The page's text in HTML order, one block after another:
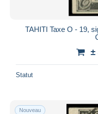
TAHITI Taxe O - 19,
±
Statut
Nouveau